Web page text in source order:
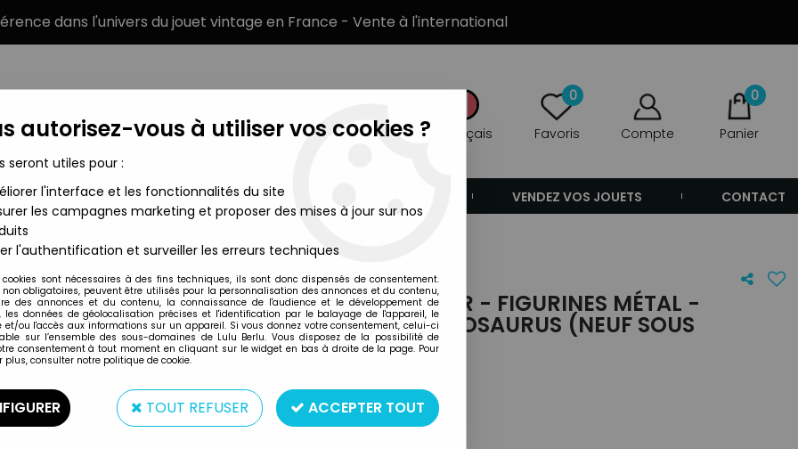
dans l'univers du jouet vintage en France - Vente à l'international
Français
0
Favoris Compte
0
Panier
MARQUES TYPE DE PRODUIT VENDEZ VOS JOUETS CONTACT
- Figurines Métal - Dilophosaurus & Stegosaurus (Neuf sous blister)
Kenner
JURASSIC PARK - KENNER - FIGURINES MÉTAL -
DILOPHOSAURUS & STEGOSAURUS (NEUF SOUS
BLISTER)
Réf. :REF2538
Dilophosaurus & Stegosaurus
autorisez-vous à utiliser vos cookies ?
seront utiles pour :
l'interface et les fonctionnalités du site
les campagnes marketing et proposer des mises à jour sur nos
l'authentification et surveiller les erreurs techniques
cookies sont nécessaires à des fins techniques, ils sont donc dispensés de consentement.
non obligatoires, peuvent être utilisés pour la personnalisation des annonces et du contenu,
des annonces et du contenu, la connaissance de l'audience et le développement de
les données de géolocalisation précises et l'identification par le balayage de l'appareil, le
et/ou l'accès aux informations sur un appareil. Si vous donnez votre consentement, celui-ci
sur l’ensemble des sous-domaines de Lulu Berlu. Vous disposez de la possibilité de
consentement à tout moment en cliquant sur le widget en bas à droite de la page. Pour
plus, consulter notre politique de cookie.
TOUT REFUSER ACCEPTER TOUT